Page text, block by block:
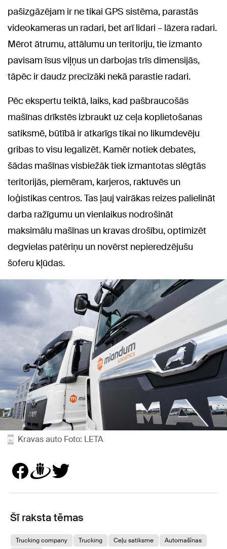
pašizgāzējam ir ne tikai GPS sistēma, parastās
videokameras un radari, bet arī lidari – lāzera radari.
Mērot ātrumu, attālumu un teritoriju, tie izmanto
pavisam īsus viļņus un darbojas trīs dimensijās,
tāpēc ir daudz precīzāki nekā parastie radari.
Pēc ekspertu teiktā, laiks, kad pašbraucošās
mašīnas drīkstēs izbraukt uz ceļa koplietošanas
satiksmē, būtībā ir atkarīgs tikai no likumdevēju
gribas to visu legalizēt. Kamēr notiek debates,
šādas mašīnas visbiežāk tiek izmantotas slēgtās
teritorijās, piemēram, karjeros, raktuvēs un
loģistikas centros. Tas ļauj vairākas reizes palielināt
darba ražīgumu un vienlaikus nodrošināt
maksimālu mašīnas un kravas drošību, optimizēt
degvielas patēriņu un novērst nepieredzējušu
šoferu kļūdas.
Kravas auto Foto: LETA
Šī raksta tēmas
Trucking company Trucking Ceļu satiksme
Automašīnas